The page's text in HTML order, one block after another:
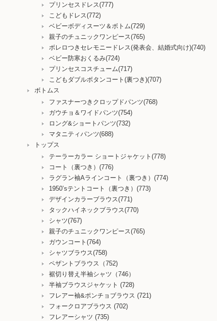
プリンセスドレス(777)
こどもドレス(772)
ベビーボディスーツ＆ボトム(729)
親子のチュニックワンピース(765)
ボレロつきセレモニードレス(発表会、結婚式向け)(740)
ベビー防寒おくるみ(724)
プリンセスコスチューム(717)
こどもダブルボタンコート(裏つき)(707)
ボトムス
ファスナーつきクロップドパンツ(768)
ガウチョ＆ワイドパンツ(754)
ロング&ショートパンツ(732)
マタニティパンツ(688)
トップス
テーラーカラー ショートジャケット(778)
コート（裏つき）(776)
ラグラン袖Aラインコート（裏つき）(774)
1950’sテントコート（裏つき）(773)
デザインカラーブラウス(771)
タックハイネックブラウス(770)
シャツ(767)
親子のチュニックワンピース(765)
ガウンコート(764)
シャツブラウス(758)
ペザントブラウス（752)
裾切り替え半袖シャツ（746）
半袖ブラウスジャケット (728)
フレアー袖&ポンチョブラウス (721)
フォークロアブラウス (702)
フレアーシャツ (735)